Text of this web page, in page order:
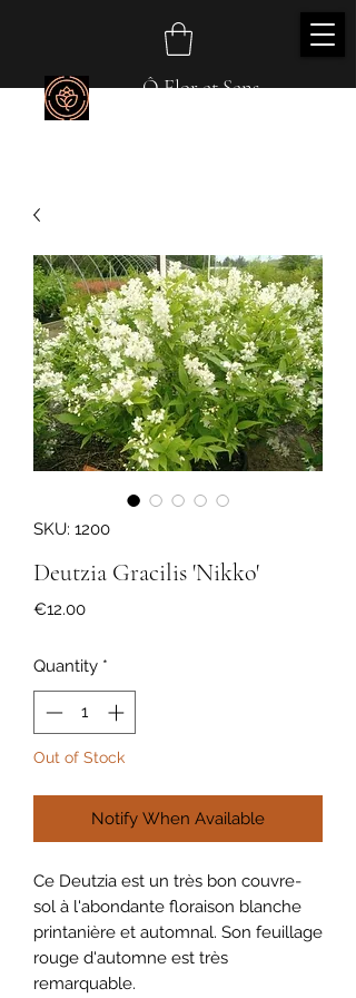
Ô Flor et Sens
SKU: 1200
Deutzia Gracilis 'Nikko'
€12.00Price
Quantity *
Out of Stock
Notify When Available
Ce Deutzia est un très bon couvre-
sol à l'abondante floraison blanche
printanière et automnal. Son feuillage
rouge d'automne est très
remarquable.